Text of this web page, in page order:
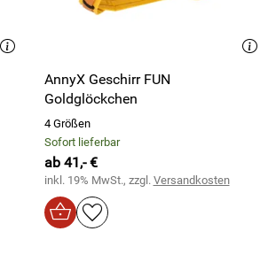
AnnyX Geschirr FUN
Goldglöckchen
4 Größen
Sofort lieferbar
ab 41,- €
inkl. 19% MwSt., zzgl. Versandkosten